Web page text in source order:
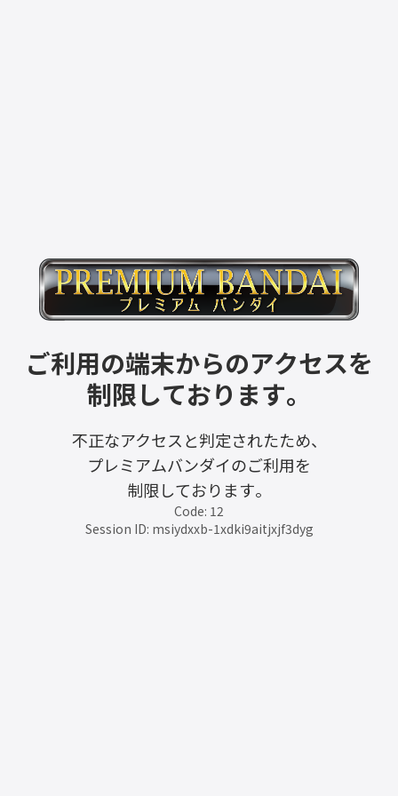
ご利用の端末からのアクセスを
制限しております。
不正なアクセスと判定されたため、
プレミアムバンダイのご利用を
制限しております。
Code: 12
Session ID: msiydxxb-1xdki9aitjxjf3dyg